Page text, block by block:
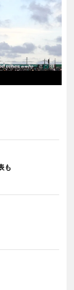
も